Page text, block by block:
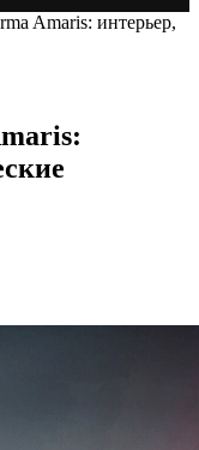
Amaris: интерьер,